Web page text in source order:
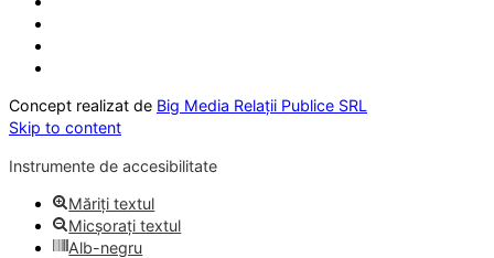
Concept realizat de Big Media Relații Publice SRL
Skip to content
Instrumente de accesibilitate
Măriți textul
Micșorați textul
Alb-negru